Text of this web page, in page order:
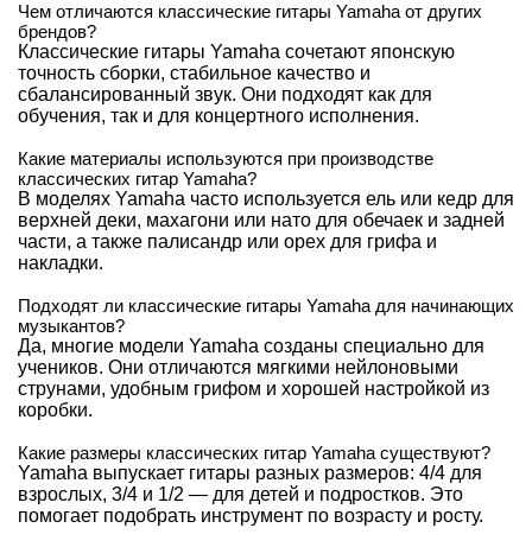
Чем отличаются классические гитары Yamaha от других
брендов?
Классические гитары Yamaha сочетают японскую
точность сборки, стабильное качество и
сбалансированный звук. Они подходят как для
обучения, так и для концертного исполнения.
Какие материалы используются при производстве
классических гитар Yamaha?
В моделях Yamaha часто используется ель или кедр для
верхней деки, махагони или нато для обечаек и задней
части, а также палисандр или орех для грифа и
накладки.
Подходят ли классические гитары Yamaha для начинающих
музыкантов?
Да, многие модели Yamaha созданы специально для
учеников. Они отличаются мягкими нейлоновыми
струнами, удобным грифом и хорошей настройкой из
коробки.
Какие размеры классических гитар Yamaha существуют?
Yamaha выпускает гитары разных размеров: 4/4 для
взрослых, 3/4 и 1/2 — для детей и подростков. Это
помогает подобрать инструмент по возрасту и росту.